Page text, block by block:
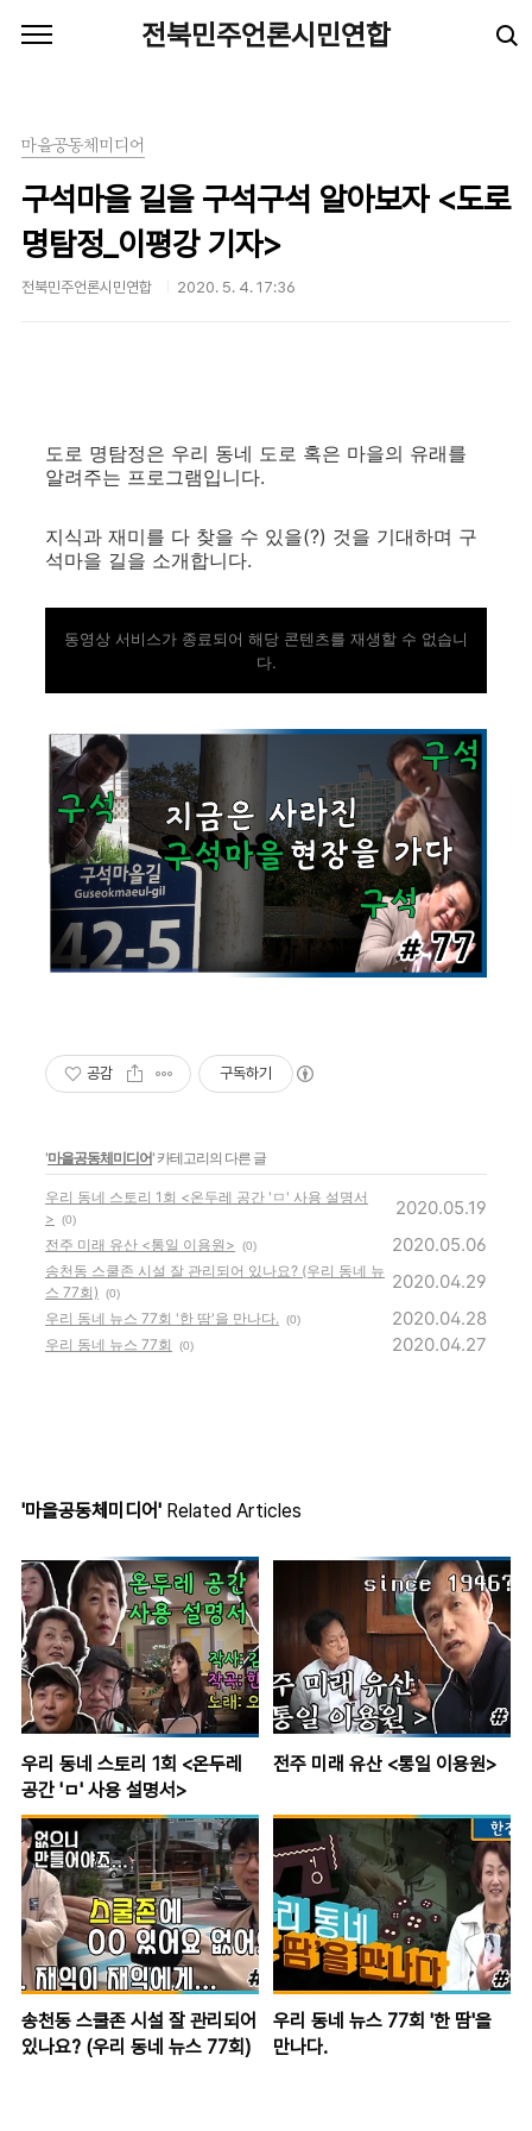
전북민주언론시민연합
마을공동체미디어
구석마을 길을 구석구석 알아보자 <도로
명탐정_이평강 기자>
전북민주언론시민연합 2020. 5. 4. 17:36
도로 명탐정은 우리 동네 도로 혹은 마을의 유래를
알려주는 프로그램입니다.
지식과 재미를 다 찾을 수 있을(?) 것을 기대하며 구
석마을 길을 소개합니다.
동영상 서비스가 종료되어 해당 콘텐츠를 재생할 수 없습니
다.
공감 구독하기
'마을공동체미디어' 카테고리의 다른 글
우리 동네 스토리 1회 <온두레 공간 'ㅁ' 사용 설명서
>
(0)
2020.05.19
전주 미래 유산 <통일 이용원> (0) 2020.05.06
송천동 스쿨존 시설 잘 관리되어 있나요? (우리 동네 뉴
스 77회)
(0)
2020.04.29
우리 동네 뉴스 77회 '한 땀'을 만나다. (0) 2020.04.28
우리 동네 뉴스 77회 (0) 2020.04.27
'마을공동체미디어' Related Articles
우리 동네 스토리 1회 <온두레
공간 'ㅁ' 사용 설명서>
전주 미래 유산 <통일 이용원>
송천동 스쿨존 시설 잘 관리되어
있나요? (우리 동네 뉴스 77회)
우리 동네 뉴스 77회 '한 땀'을
만나다.